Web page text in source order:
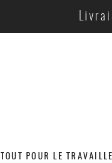
TOUT POUR LE